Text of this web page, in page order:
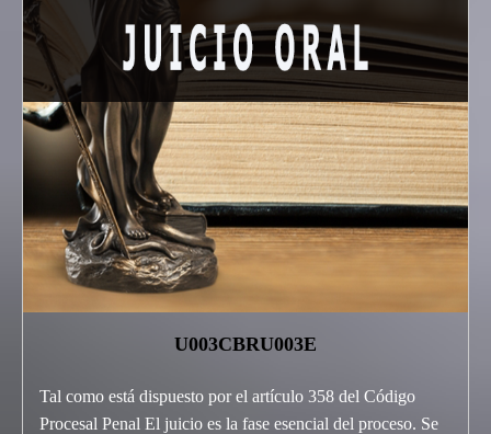
U003CBRU003E
Tal como está dispuesto por el artículo 358 del Código
Procesal Penal El juicio es la fase esencial del proceso. Se